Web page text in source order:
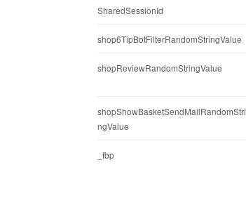
SharedSessionId
shop6TipBotFilterRandomStringValue
shopReviewRandomStringValue
shopShowBasketSendMailRandomStri
ngValue
_fbp